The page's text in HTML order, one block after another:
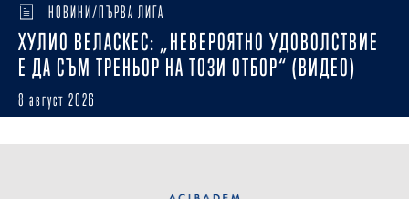
НОВИНИ/ПЪРВА ЛИГА
ХУЛИО ВЕЛАСКЕС: „НЕВЕРОЯТНО УДОВОЛСТВИЕ
Е ДА СЪМ ТРЕНЬОР НА ТОЗИ ОТБОР“ (ВИДЕО)
8 август 2026